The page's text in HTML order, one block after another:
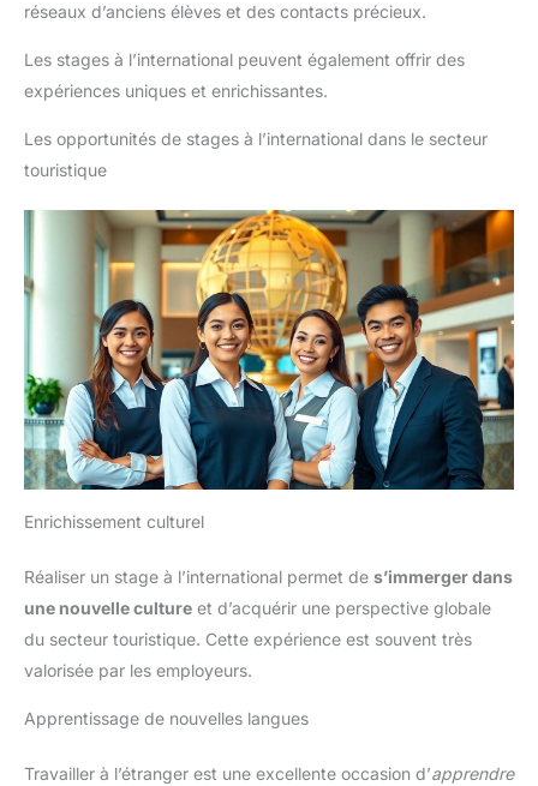
réseaux d’anciens élèves et des contacts précieux.
Les stages à l’international peuvent également offrir des
expériences uniques et enrichissantes.
Les opportunités de stages à l’international dans le secteur
touristique
Enrichissement culturel
Réaliser un stage à l’international permet de s’immerger dans
une nouvelle culture et d’acquérir une perspective globale
du secteur touristique. Cette expérience est souvent très
valorisée par les employeurs.
Apprentissage de nouvelles langues
Travailler à l’étranger est une excellente occasion d’apprendre